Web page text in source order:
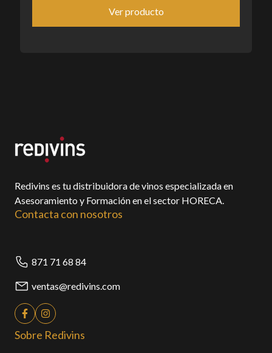
Ver producto
Redivins es tu distribuidora de vinos especializada en
Asesoramiento y Formación en el sector HORECA.
Contacta con nosotros
871 71 68 84
ventas@redivins.com
Sobre Redivins